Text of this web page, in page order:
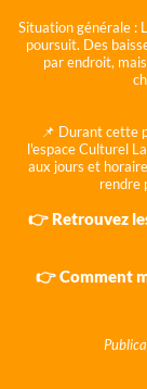
Situation générale :
poursuit. Des
par endroit,
📌 Durant cette
l'espace Culturel
aux jours et
rendre
👉 Retrouvez
👉 Comment